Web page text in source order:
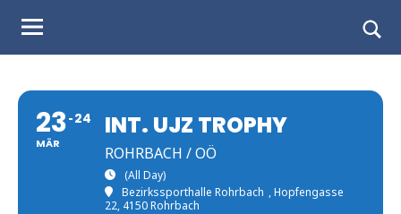
Judo
Landesverband
Salzburg
form
23
MÄR
24 INT. UJZ TROPHY
ROHRBACH / OÖ
(All Day)
Bezirkssporthalle Rohrbach , Hopfengasse
22, 4150 Rohrbach